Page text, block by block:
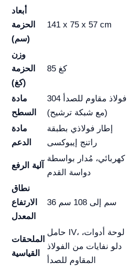
أبعاد
الحزمة
(سم)
141 x 75 x 57 cm
وزن
الحزمة
(كغ)
85 كغ
مادة
السطح
304 فولاذ مقاوم للصدأ
(مع شبكة ترشيح)
مادة
الدعم
إطار فولاذي بطبقة
راتنج إيبوكسى
آلية الرفع
كهربائي، مُدار بواسطة
دواسة القدم
نطاق
الارتفاع
المعدل
36 سم إلى 108 سم
الملحقات
القياسية
حامل IV، لوحة أدوات،
دلو نفايات من الفولاذ
المقاوم للصدأ